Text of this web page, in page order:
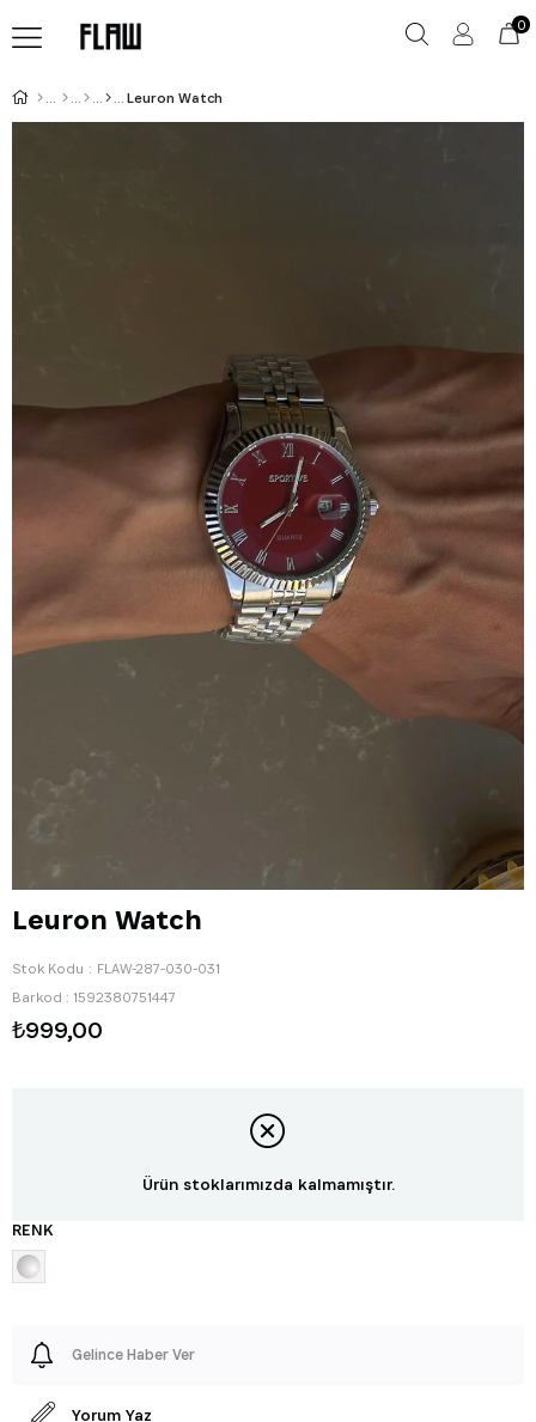
0
Leuron Watch
Leuron Watch
Stok Kodu
FLAW-287-030-031
Barkod : 1592380751447
₺999,00
Ürün stoklarımızda kalmamıştır.
RENK
Gelince Haber Ver
Yorum Yaz